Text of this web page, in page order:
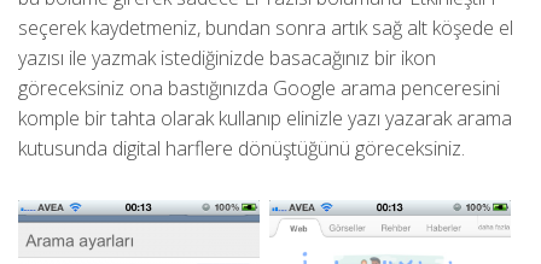
seçerek kaydetmeniz, bundan sonra artık sağ alt köşede el
yazısı ile yazmak istediğinizde basacağınız bir ikon
göreceksiniz ona bastığınızda Google arama penceresini
komple bir tahta olarak kullanıp elinizle yazı yazarak arama
kutusunda digital harflere dönüştüğünü göreceksiniz.